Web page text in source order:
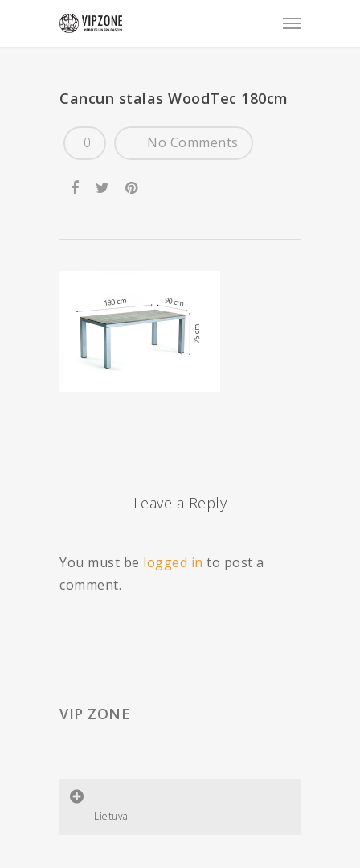
Cancun stalas WoodTec 180cm
No Comments
0
Leave a Reply
You must be logged in to post a
comment.
VIP ZONE
Lietuva